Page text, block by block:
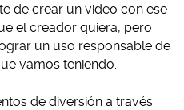
de crear un video con ese
el creador quiera, pero
un uso responsable de
vamos teniendo.
de diversión a través